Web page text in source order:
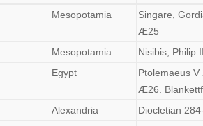
Mesopotamia
Singare,
Æ25
Mesopotamia Nisibis, Philip
Egypt
Ptolemaeus V
Æ26.
Alexandria Diocletian